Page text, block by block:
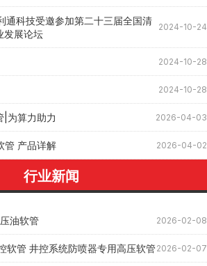
通科技受邀参加第二十三届全国清
发展论坛
2024-10-24
2024-10-28
2024-10-28
|为算力助力 2026-04-03
管 产品详解 2026-04-02
行业新闻
油软管 2026-02-08
软管 井控系统防喷器专用高压软管 2026-02-07